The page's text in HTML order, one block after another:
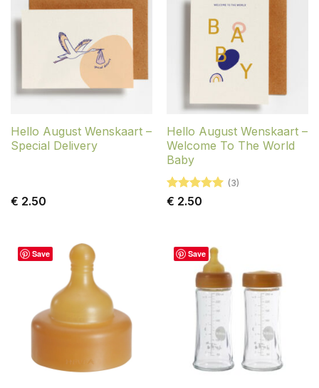
Hello August Wenskaart –
Special Delivery
€ 2.50
Hello August Wenskaart –
Welcome To The World
Baby
Gewaardeerd
(3)
€ 2.50
Save Save